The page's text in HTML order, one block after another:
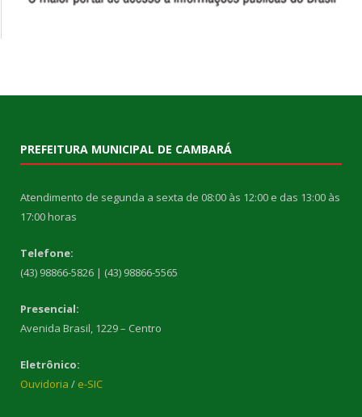
PREFEITURA MUNICIPAL DE CAMBARÁ
Atendimento de segunda a sexta de 08:00 às 12:00 e das 13:00 às
17:00 horas
Telefone:
(43) 98866-5826 | (43) 98866-5565
Presencial:
Avenida Brasil, 1229 – Centro
Eletrônico:
Ouvidoria / e-SIC